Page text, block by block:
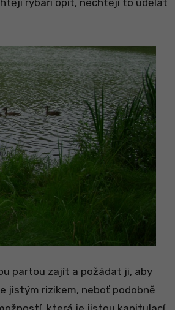
rybáři opít, nechtějí to udělat
partou zajít a požádat ji, aby
jistým rizikem, neboť podobně